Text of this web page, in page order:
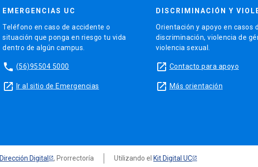
EMERGENCIAS UC
Teléfono en caso de accidente o
situación que ponga en riesgo tu vida
dentro de algún campus.
phone (56)95504 5000
launch Ir al sitio de Emergencias
DISCRIMINACIÓN Y
Orientación y apoyo en casos
discriminación, violencia de
violencia sexual.
launch Contacto para apoyo
launch Más orientación
Dirección Digital , Prorrectoría Utilizando el Kit Digital UC